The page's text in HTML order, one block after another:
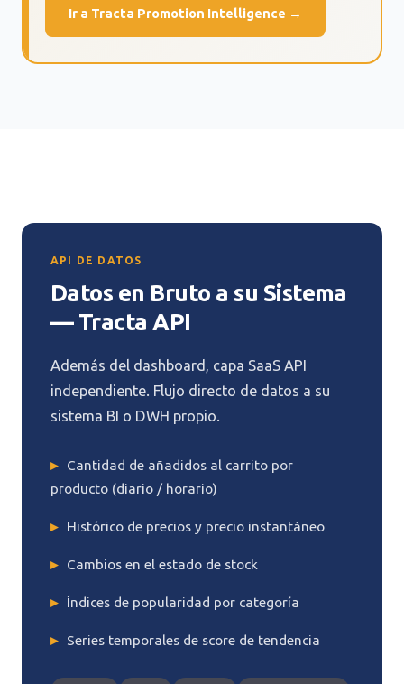
Ir a Tracta Promotion Intelligence →
API DE DATOS
Datos en Bruto a su Sistema
— Tracta API
Además del dashboard, capa SaaS API
independiente. Flujo directo de datos a su
sistema BI o DWH propio.
Cantidad de añadidos al carrito por
producto (diario / horario)
Histórico de precios y precio instantáneo
Cambios en el estado de stock
Índices de popularidad por categoría
Series temporales de score de tendencia